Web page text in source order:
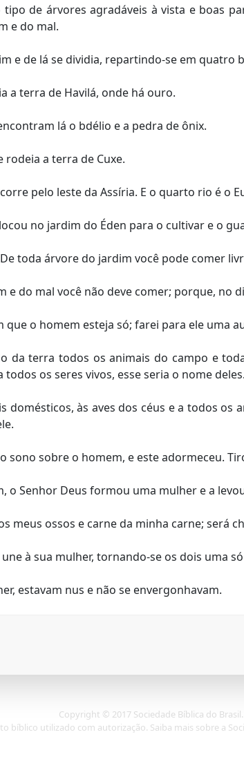
de árvores agradáveis à vista e boas
e do mal.
e de lá se dividia, repartindo-se em quatro
a terra de Havilá, onde há ouro.
lá o bdélio e a pedra de ônix.
rodeia a terra de Cuxe.
pelo leste da Assíria. E o quarto rio é o
no jardim do Éden para o cultivar e o
toda árvore do jardim você pode comer
e do mal você não deve comer; porque, no
que o homem esteja só; farei para ele uma
da terra todos os animais do campo e
os seres vivos, esse seria o nome deles.
às aves dos céus e a todos os
sono sobre o homem, e este adormeceu.
o Senhor Deus formou uma mulher e a
meus ossos e carne da minha carne; será
à sua mulher, tornando-se os dois uma
estavam nus e não se envergonhavam.
Copyright © 2017 Sociedade Bíblica do Brasil.
bíblico utilizado com autorização. Saiba mais sobre a